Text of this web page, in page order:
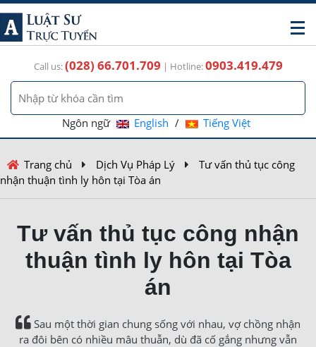
Call us:(028) 66.701.709 | Hotline:0903.419.479
Ngôn ngữ English / Tiếng Việt
Trang chủ Dịch Vụ Pháp Lý
Tư vấn thủ tục công
nhận thuận tình ly hôn tại Tòa án
Tư vấn thủ tục công nhận
thuận tình ly hôn tại Tòa
án
Sau một thời gian chung sống với nhau, vợ chồng nhận
ra đôi bên có nhiều mâu thuẫn, dù đã cố gắng nhưng vẫn